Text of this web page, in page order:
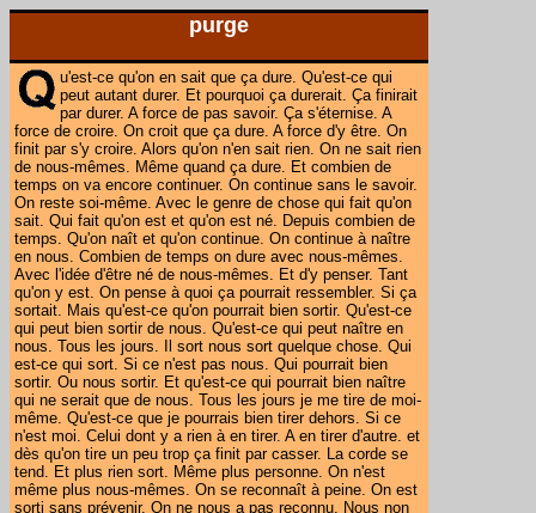
purge
u'est-ce qu'on en sait que ça dure. Qu'est-ce qui peut autant durer. Et pourquoi ça durerait. Ça finirait par durer. A force de pas savoir. Ça s'éternise. A force de croire. On croit que ça dure. A force d'y être. On finit par s'y croire. Alors qu'on n'en sait rien. On ne sait rien de nous-mêmes. Même quand ça dure. Et combien de temps on va encore continuer. On continue sans le savoir. On reste soi-même. Avec le genre de chose qui fait qu'on sait. Qui fait qu'on est et qu'on est né. Depuis combien de temps. Qu'on naît et qu'on continue. On continue à naître en nous. Combien de temps on dure avec nous-mêmes. Avec l'idée d'être né de nous-mêmes. Et d'y penser. Tant qu'on y est. On pense à quoi ça pourrait ressembler. Si ça sortait. Mais qu'est-ce qu'on pourrait bien sortir. Qu'est-ce qui peut bien sortir de nous. Qu'est-ce qui peut naître en nous. Tous les jours. Il sort nous sort quelque chose. Qui est-ce qui sort. Si ce n'est pas nous. Qui pourrait bien sortir. Ou nous sortir. Et qu'est-ce qui pourrait bien naître qui ne serait que de nous. Tous les jours je me tire de moi-même. Qu'est-ce que je pourrais bien tirer dehors. Si ce n'est moi. Celui dont y a rien à en tirer. A en tirer d'autre. et dès qu'on tire un peu trop ça finit par casser. La corde se tend. Et plus rien sort. Même plus personne. On n'est même plus nous-mêmes. On se reconnaît à peine. On est sorti sans prévenir. On ne nous a pas reconnu. Nous non plus on ne s'est pas reconnu. On part dehors pour faire nos emplettes. Qu'est-ce que je vais bien trouver ce midi pour manger. Pour me le mettre sous la dent. C'est moi-même que je mets sous la dent. C'est moi que je mange aujourd'hui. Tous les jours c'est le même repas. Les mêmes ingurgitations. C'est comme une purge. Tous les jours on sort pour aller se repaître de soi. On s'en repaît une tranche chaque jour. Pour se purger de nous-mêmes. Tous les jours je me vois dans la glace. Je vois l'homme sortir de lui. Je le vois aller et venir dans la glace de la salle de bain. Que va-t-il encore nous sortir. Qu'est-ce qu'il fabrique à la fin. On sait pas se qu'il fabrique. Dans combien de temps il va s'y mettre. Dans combien de temps il va se mettre à être. Il sait même pas s'il y est. Il se voit dans la glace. Il s'est toujours posé la question si il était vraiment. Il se pose toujours beaucoup de questions. Et dans combien de temps on va finir par devenir. Et combien de temps ça dure. Le devenir. Comment on fait pour se savoir. A part se voir. Sinon il suffit de regarder dans la glace de la salle de bain. Quand on saisit le gant de toilette. Mon père saisissait de la même façon le gant de toilette. Et le père de mon père aussi. Mais lui il mettait un temps infini. Pas le père de mon père. Ou alors je ne le sais pas. Car après tout je ne l'ai pas connu. J'ai mieux connu le fils. Et lui ça lui prenait des heures. A se connaître. Un temps infini à se contempler. Avec son gant. Car il était très propre mon père. Puisqu'il avait toujours les doigts dans le cul. Et rarement dans la terre. Ou plutôt si. Il les avait rarement ailleurs. Ailleurs que dans son cul. Ou bien sinon c'était le mien. C'était mon père. Pas le père de mon père. Lui il les mettait dehors. Le père ou le fils c'était idem. Ils se mettaient hors d'eux même. Ou plutôt c'était moi. J'étais hors de moi-même. Quand je les avais dans le cul. On les savait dehors. Le père et le fils. On les revoit encore. Avec les doigts rentrés. Ils le rentraient en terre. Comme s'ils rentraient en lui. Lui se voyait avec la face du père. Le père du père. Ou bien son fils. C'était plutôt son père à lui. Car il l'avait en face. Il savait à quoi ça pouvait ressembler. Un fils. A quoi ça peut ressembler. Sinon à un père. On en finira jamais. Jamais on finissait de se regarder. Avec le gant de toilette. Pendant des heures on s'astiquait. qu'est-ce qu'on pouvait bien astiquer comme ça. Mon père lui se tirait tous les poils un par un. Souvent je me suis vu comme ça. A me tirer les poils. Mais c'est lui qui les tirait. Et c'était pas les poils. Il me tirait les vers. Il voulait savoir où j'en étais. Avec son gant de toilette. Souvent mon père me tire dehors. Comme un gros vers de moi. Il me pousse hors de moi-même. Que j'aille dehors. Mais dehors il me dit touche pas à ça. Car tu vas tout casser. Tu va finir par tout casser si tu y touches. Alors je ne touchais pas. Ou plutôt si. Je touchais autrement. Je mettais tout en touche. Déjà à ce moment là. je tapais en touche. Dès que je me mettais à être. A vouloir y toucher. Je creusais dans la terre. Mon père ne savait pas pourquoi je voulais tant creuser. Ma mère non plus. Elle avait des épingles dans la bouche. Mais ça ne lui empêchait pas de l'ouvrir. moi j'ouvrais autrement. Déjà à ce temps-là. je pensais m'ouvrir la bouche autrement. J'ouvrais la terre. Parfois il m'arrivais d'en avoir plein la bouche. parfois j'en avais plein la tête. J'avais la bêche au dessus d'elle. et j'ouvrais dans la terre. Et sans m'ouvrir la bouche. on pouvait m'ouvrir la tête. J'étais déjà plein de terre à l'intérieur. je ne sais pas comment je faisais. Mes parents étaient très étonnés de me voir. Ils avaient de la merde dans les yeux. Ou c'est moi qui en avait. Je n'avais pas froid aux yeux. Car la merde débordait. Elle me débordait à l'œil. je ne savait plus rien dire. Une pleine louchée. Un bon coup de bêche et la bouche se remplissait aussi. Ou c'est moi qui en était rempli. J'étais rempli de merde et je vidais le tout dans le jardin. Et mes parents croyaient que c'était de la terre. Toute cette merde dans la bouche. et dans les cheveux. Je les vois encore tourner autour. Ils tournent autour de la bêche. Ils veulent taper dedans. Pour voir si c'est du lard ou du cochon. On ne sait jamais avec celui-là. Si tout est véridique. Il fallait voir dedans. Et taper sans prévenir. Mais taper la merde vous éclabousse. Il fallait avoir le cœur bien accroché. Pour en avoir le cœur net. Mais le cœur n'est jamais net. Combien de fois mon père a décroché. Car il n'y avait personne au bout. Tout le monde en avait marre de ses salades. Toujours à repiquer les mêmes. Et moi je fais pareil. Je repique mes salades. Combien de temps ça dure. Combien de temps ça met pour pousser. toutes ses saloperies. Combien de temps ça met à pourrir. Ça pourrit au fond de nous. Et c'est nous-mêmes qui pourrissons. Combien de fois j'ai vu mon père pourrir. Il pourrissait par moi. Mais c'est lui que je voyais pourrir. Je voyais ses salades. Rarement on a pu tomber d'accord. Comment il fallait qu'on les plante. Moi je plantais autrement. J'ai toujours voulu planter autrement que lui. Et je ne me plantais pas toujours. Parfois ce n'était pas prévu. Ce n'était pas dans mes plans. Excusez-moi du jeu. Mais ici je ne joue plus. Mon père pouvait rester planté. Il peut planter ici tant que ça lui plaît. Moi je plante autrement. Je me suis assez planté là-dessus. Fini la rigolade. Maintenant je veux qu'on l'enfonce autrement. Qu'on me l'enfonce et pas seulement au trou. Ou alors au sien de trou. Celui qui est le sien à moi. Qu'on soit à se boucher le trou de soi par lui. Qu'on se l'enfonce une bonne fois. Et qu'on n'en fasse plus état. Qu'on fasse état que de soi. De nos salades. Mais moi j'enfonçais pas. Je plantais pas comme ça. Et ça ne restait jamais. Rien qui venait pousser. Ça nous met toujours hors de nous. Le fait que ça pousse pas. Alors qu'on aurait pu pousser un peu. On aurait pu pousser jusqu'à ses derniers retranchements. Jusqu'à ce que ça tienne dedans. Et qu'on soit sûr du résultat. Même s'il est nul. Si on arrache un nul. C'est toujours ça de pris. Bien pris n'est plus à prendre. Voilà ce qu'on dira. Qu'il a bien fait d'en rester là. Avec son nul. Qu'on ne nous y prendra plus. Qu'on nous prenne pour des nuls. Mais c'est lui qui nous prend. Le nul nous prend pour lui. Et il nous pousse à être. Pour qu'on soit nul. Pour qu'on soit dans la faute. Il nous pousse en lui-même. En le lui du nul de nous. Ou de lui-même. Car il n'existe pas. C'est hors du lui qu'il nous met. Il met plus nul. Car hors de nous. Mais dans notre vrai nul. On ne sait plus. On ne sait plus combien de temps a duré tout ce nul où on était. Où on croyait êt